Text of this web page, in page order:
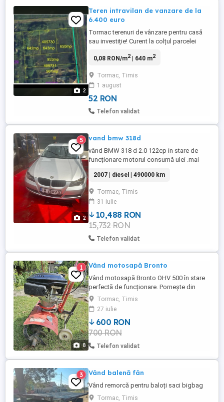
2
Teren intravilan de vanzare de la
6.400 euro
Tormac terenuri de vânzare pentru casă
sau investiție! Curent la colțul parcelei
biciclete trece prin fața terenului
mp Parcela de 650 mp NU mai este
disponibilă. Preț: 10 mp Pentru detalii sau
vizionare la nr ...
0,08 RON/m2| 640 m2
Tormac, Timis
1 august
52 RON
Telefon validat
2
5 vand bmw 318d
vând BMW 318 d 2.0 122cp in stare de
funcționare motorul consumă ulei .mai
2007 | diesel | 490000 km
Tormac, Timis
31 iulie
10,488 RON
15,732 RON
Telefon validat
8
1 Vând motosapă Bronto
Vând motosapă Bronto OHV 500 în stare
perfectă de funcționare. Pornește din
prima fără probleme. A fost utilizat o dată
pe an, in rest a stat doar in garaj. Se oferă
probă înainte de vânzare. Vine la pachet
cu reductor pentru plug + plug. Se află la
40km de Timișoara, localitatea Tormac.
PREȚ FIX: 600 ...
Tormac, Timis
27 iulie
600 RON
700 RON
Telefon validat
3 Vând balenă fân
Vând remorcă pentru baloți saci bigbag
Tormac, Timis